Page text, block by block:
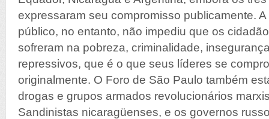
expressaram seu compromisso publicamente.
público, no entanto, não impediu que os
sofreram na pobreza, criminalidade,
repressivos, que é o que seus líderes se
originalmente. O Foro de São Paulo também
drogas e grupos armados revolucionários
Sandinistas nicaragüenses, e os governos